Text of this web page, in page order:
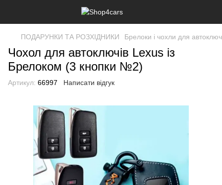
ПОДАРУНКИ ТА РОЗХІДНИКИ Брелоки і чохли для
Чохол для автоключів Lexus із
Брелоком (3 кнопки №2)
Артикул: 66997 Написати відгук